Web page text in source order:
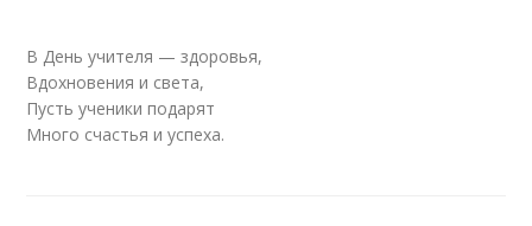
В День учителя — здоровья,
Вдохновения и света,
Пусть ученики подарят
Много счастья и успеха.